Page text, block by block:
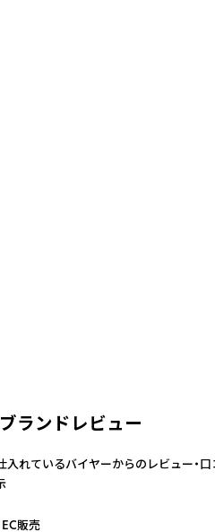
ランドレビュー
入れているバイヤーからのレビュー・口
販売